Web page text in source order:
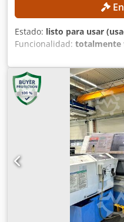
Estado: listo para usar
Funcionalidad: totalmente
mm, velocidad del cabezal
controlador:
FANUC CNC,
inspeccionada con un
DETALLES TÉCNICOS
300 mm Longitud máxima
Diámetro del orificio del
máxima del husillo
herramientas: 12
DETALLES DE LA
máquina: aprox. 2.200 kg
6.458 h Horas del husillo:
(con o sin transformador)
Corriente a plena carga: